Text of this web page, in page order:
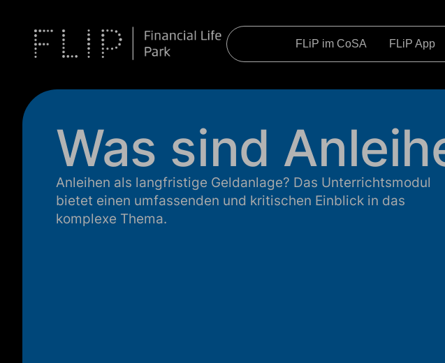
FLiP im CoSA FLiP App
Was sind
Anleihen als langfristige Geldanlage? Das Unterrichtsmodul
bietet einen umfassenden und kritischen Einblick in das
komplexe Thema.